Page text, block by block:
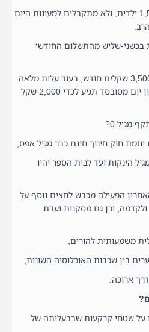
מדי שנה נדחים מעל ל- 1,500 ילדים, ולא מתקבלים למעונות היום
בכשני-שליש מהתשלום החודשי
גן-ילדים פרטי יעלה עד כ- 3,500 שקלים חודש, בעוד עלות מלאה
(ללא זכאות להנחה) של מעון יום מסובסד תגיע לכדי 2,000 שקל
מגיל 0?
חוק חינוך חינם כבר מגיל אפס,
הינקות ועד לבית הספר יהיו
הפעילה מכבש לחצים נוסף על
וכן גם מסקנות ועדת
משמעותית להורים,
בין שכבות האוכלוסיה השונות,
ארוכה.
על שטחי קרקעות שבבעלותה של